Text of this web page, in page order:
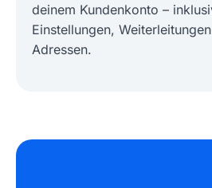
deinem Kundenkonto –
Einstellungen,
Adressen.